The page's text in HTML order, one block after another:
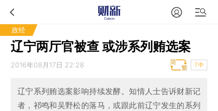
政经
辽宁两厅官被查 或涉系列贿选案
2016年08月17日 22:28 T中
辽宁系列贿选案影响持续发酵。知情人士告诉财新记
者，祁鸣和吴野松的落马，或跟此前辽宁发生的系列